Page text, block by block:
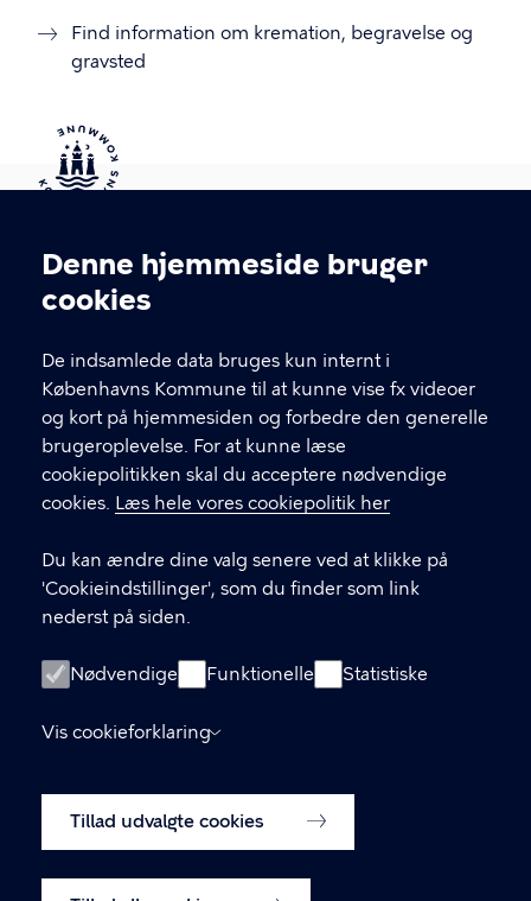
Cookieindstillinger
Denne hjemmeside bruger
cookies
De indsamlede data bruges kun internt i
Københavns Kommune til at kunne vise fx videoer
og kort på hjemmesiden og forbedre den generelle
brugeroplevelse. For at kunne læse
cookiepolitikken skal du acceptere nødvendige
cookies. Læs hele vores cookiepolitik her
Du kan ændre dine valg senere ved at klikke på
'Cookieindstillinger', som du finder som link
nederst på siden.
Nødvendige Funktionelle Statistiske
Vis cookieforklaring
Tillad udvalgte cookies
Find information om kremation, begravelse og
gravsted
Kontakt Københavns Kommune
T
fFind andre kontakter her
CVR-nummer64942212
GENVEJE
Digital Post
Databeskyttelse
Tilgængelighedserklæring
Om hjemmesiden
Cookiepolitik